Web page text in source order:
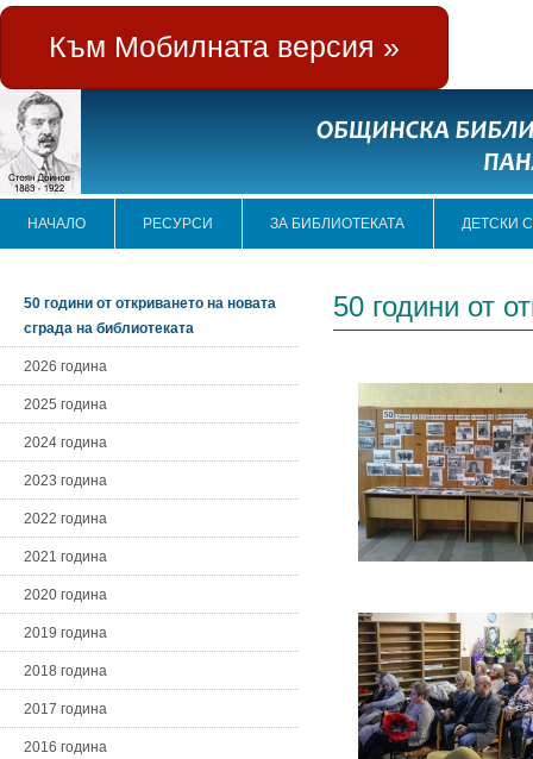
Към Мобилната версия »
НАЧАЛО РЕСУРСИ ЗА БИБЛИОТЕКАТА ДЕТСКИ
50 години от откриването на новата
сграда на библиотеката
2026 година
2025 година
2024 година
2023 година
2022 година
2021 година
2020 година
2019 година
2018 година
2017 година
2016 година
50 години от